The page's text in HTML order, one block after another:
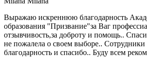
Выражаю искреннюю благодарность
образования "Призвание"за Ваг
отзывчивость,за доброту и помощь..
не пожалела о своем выборе..
благодарность и спасибо.. Буду всем